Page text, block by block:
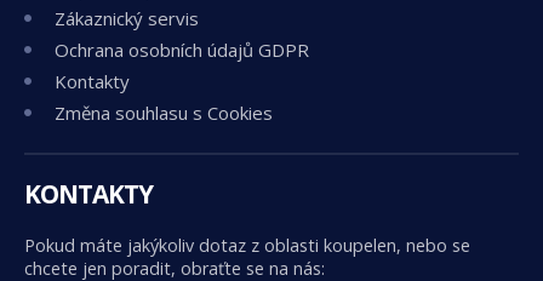
Zákaznický servis
Ochrana osobních údajů GDPR
Kontakty
Změna souhlasu s Cookies
KONTAKTY
Pokud máte jakýkoliv dotaz z oblasti koupelen, nebo se
chcete jen poradit, obraťte se na nás: